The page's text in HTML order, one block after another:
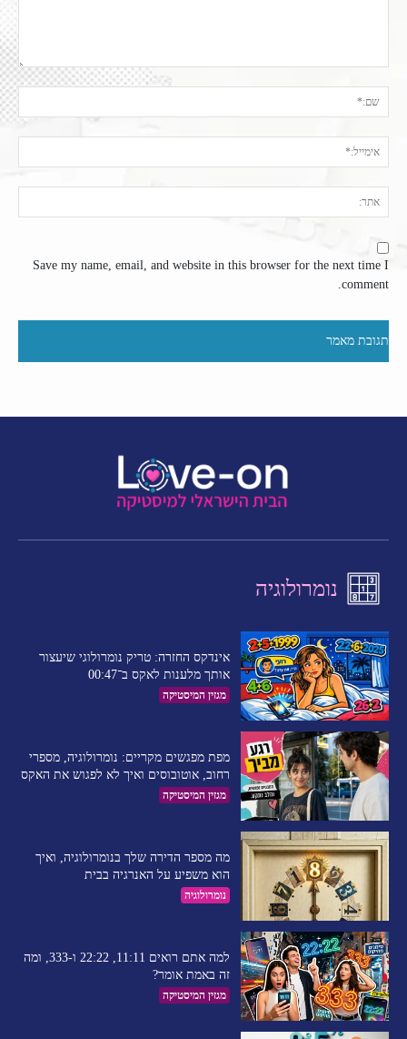
Save my name, email, and website in this browser for the next time I
comment.
נומרולוגיה
אינדקס החזרה: טריק נומרולוגי שיעצור
אותך מלענות לאקס ב־00:47
מגזין המיסטיקה
מפת מפגשים מקריים: נומרולוגיה, מספרי
רחוב, אוטובוסים ואיך לא לפגוש את האקס
מגזין המיסטיקה
מה מספר הדירה שלך בנומרולוגיה, ואיך
הוא משפיע על האנרגיה בבית
נומרולוגיה
למה אתם רואים 11:11, 22:22 ו-333, ומה
זה באמת אומר?
מגזין המיסטיקה